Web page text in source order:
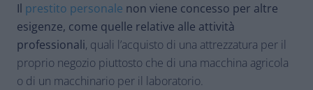
Il prestito personale non viene concesso per altre
esigenze, come quelle relative alle attività
professionali, quali l’acquisto di una attrezzatura per il
proprio negozio piuttosto che di una macchina agricola
o di un macchinario per il laboratorio.